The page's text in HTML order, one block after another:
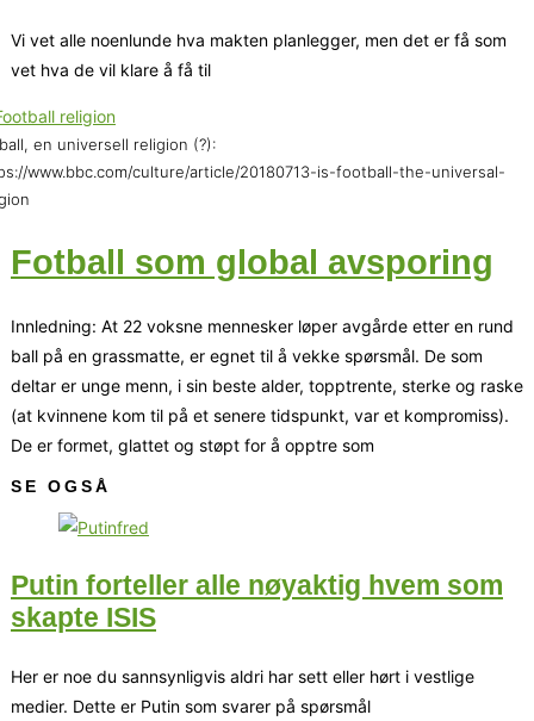
Vi vet alle noenlunde hva makten planlegger, men det er få som
vet hva de vil klare å få til
en universell religion (?):
www.bbc.com/culture/article/20180713-is-football-the-universal-
Fotball som global avsporing
Innledning: At 22 voksne mennesker løper avgårde etter en rund
ball på en grassmatte, er egnet til å vekke spørsmål. De som
deltar er unge menn, i sin beste alder, topptrente, sterke og raske
(at kvinnene kom til på et senere tidspunkt, var et kompromiss).
De er formet, glattet og støpt for å opptre som
SE OGSÅ
Putin forteller alle nøyaktig hvem som
skapte ISIS
Her er noe du sannsynligvis aldri har sett eller hørt i vestlige
medier. Dette er Putin som svarer på spørsmål